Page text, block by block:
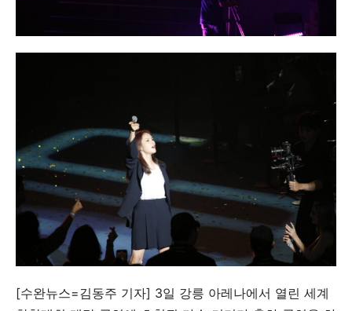
[수완뉴스=김동주 기자] 3일 강릉 아레나에서 열린 세계